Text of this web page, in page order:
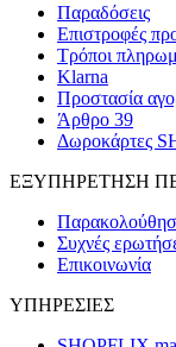
Παραδόσεις
Επιστροφές
Τρόποι
Klarna
Προστασία
Άρθρο 39
Δωροκάρτες
ΕΞΥΠΗΡΕΤΗΣΗ
Συχνές
Επικοινωνία
ΥΠΗΡΕΣΙΕΣ